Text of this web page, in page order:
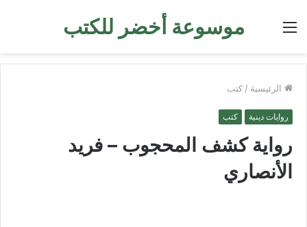
موسوعة أخضر للكتب القائمة
الرئيسية / كتب
روايات دينية كتب
رواية كشف المحجوب – فريد
الأنصاري